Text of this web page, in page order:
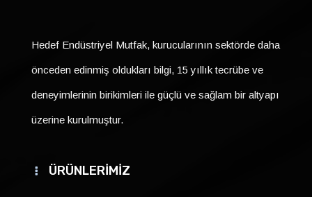
Hedef Endüstriyel Mutfak, kurucularının sektörde daha
önceden edinmiş oldukları bilgi, 15 yıllık tecrübe ve
deneyimlerinin birikimleri ile güçlü ve sağlam bir altyapı
üzerine kurulmuştur.
ÜRÜNLERİMİZ